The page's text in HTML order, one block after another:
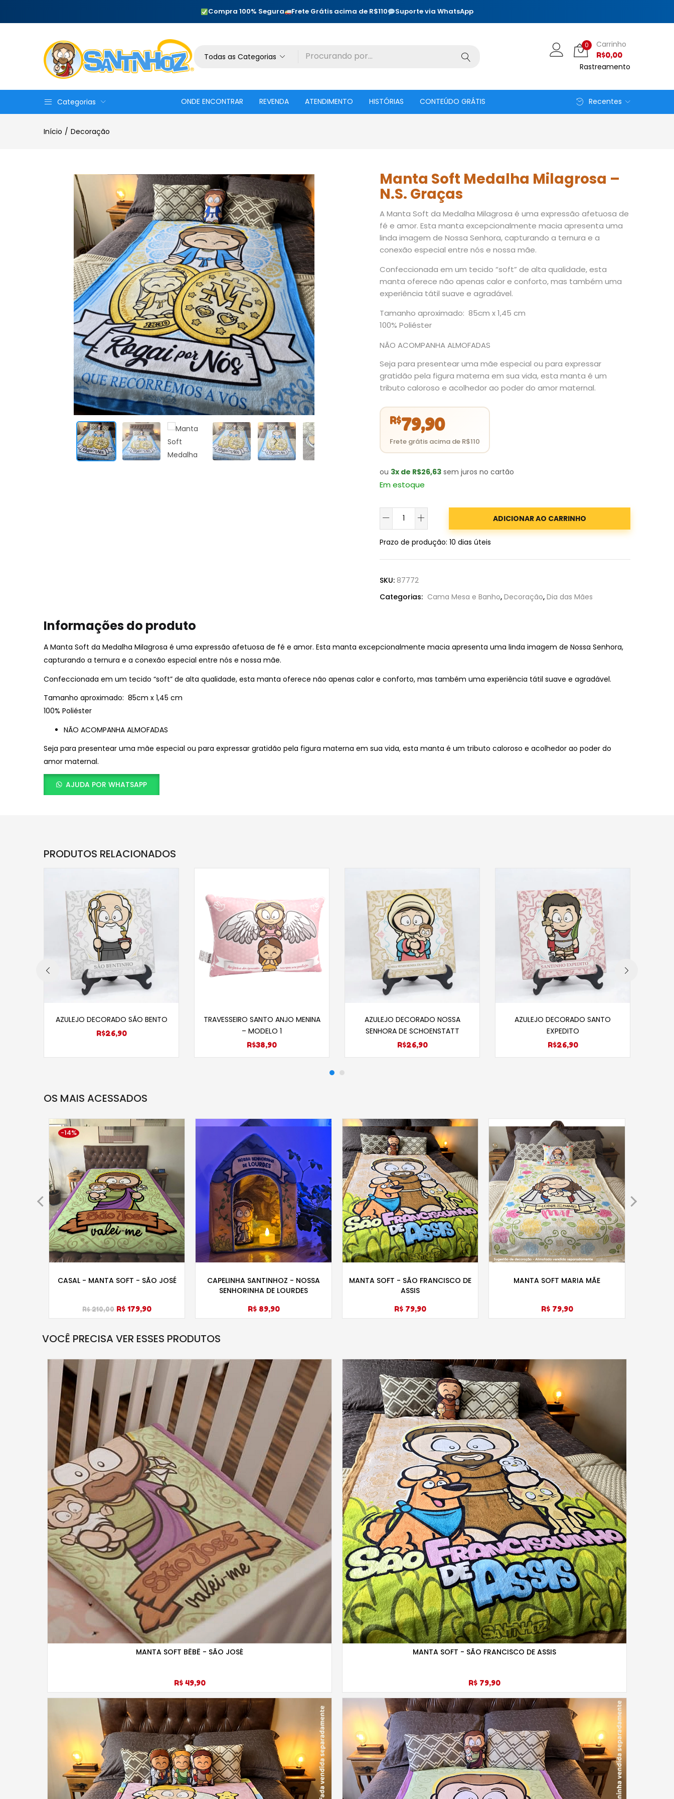
Compra 100% Segura Frete Grátis acima de R$110 Suporte via WhatsApp
Todas as Categorias
0 Carrinho
R$0,00
Rastreamento
Categorias ONDE ENCONTRAR REVENDA ATENDIMENTO HISTÓRIAS CONTEÚDO GRÁTIS Recentes
Início Decoração
Manta Soft Medalha Milagrosa –
N.S. Graças
A Manta Soft da Medalha Milagrosa é uma expressão afetuosa de
fé e amor. Esta manta excepcionalmente macia apresenta uma
linda imagem de Nossa Senhora, capturando a ternura e a
conexão especial entre nós e nossa mãe.
Confeccionada em um tecido “soft” de alta qualidade, esta
manta oferece não apenas calor e conforto, mas também uma
experiência tátil suave e agradável.
Tamanho aproximado: 85cm x 1,45 cm
100% Poliéster
NÃO ACOMPANHA ALMOFADAS
Seja para presentear uma mãe especial ou para expressar
gratidão pela figura materna em sua vida, esta manta é um
tributo caloroso e acolhedor ao poder do amor maternal.
R$79,90
ou 3x de R$26,63 sem juros no cartão
Em estoque
Manta
Medalha
N.S.
quantidade
ADICIONAR AO CARRINHO
Prazo de produção: 10 dias úteis
SKU: 87772
Categorias: Cama Mesa e Banho, Decoração, Dia das Mães
Informações do produto
A Manta Soft da Medalha Milagrosa é uma expressão afetuosa de fé e amor. Esta manta excepcionalmente macia apresenta uma linda imagem de Nossa Senhora,
capturando a ternura e a conexão especial entre nós e nossa mãe.
Confeccionada em um tecido “soft” de alta qualidade, esta manta oferece não apenas calor e conforto, mas também uma experiência tátil suave e agradável.
Tamanho aproximado: 85cm x 1,45 cm
100% Poliéster
NÃO ACOMPANHA ALMOFADAS
Seja para presentear uma mãe especial ou para expressar gratidão pela figura materna em sua vida, esta manta é um tributo caloroso e acolhedor ao poder do
amor maternal.
AJUDA POR WHATSAPP
PRODUTOS RELACIONADOS
AZULEJO DECORADO SÃO BENTO
R$26,90
TRAVESSEIRO SANTO ANJO MENINA
– MODELO 1
R$38,90
AZULEJO DECORADO NOSSA
SENHORA DE SCHOENSTATT
R$26,90
AZULEJO DECORADO SANTO
EXPEDITO
R$26,90
OS MAIS ACESSADOS
-14%
CASAL - MANTA SOFT - SÃO JOSÉ
R$ 210,00 R$ 179,90
CAPELINHA SANTINHOZ - NOSSA
SENHORINHA DE LOURDES
R$ 89,90
MANTA SOFT - SÃO FRANCISCO DE
ASSIS
R$ 79,90
MANTA SOFT MARIA MÃE
R$ 79,90
VOCÊ PRECISA VER ESSES PRODUTOS
MANTA SOFT BÊBÊ - SÃO JOSÉ
R$ 49,90
MANTA SOFT - SÃO FRANCISCO DE ASSIS
R$ 79,90